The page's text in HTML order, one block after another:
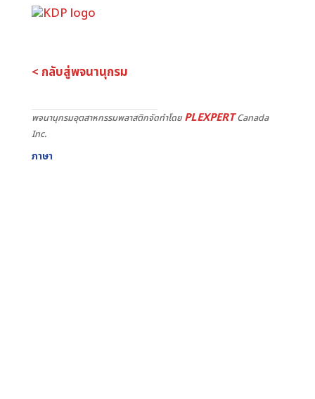
< กลับสู่พจนานุกรม
พจนานุกรมอุตสาหกรรมพลาสติกจัดทำโดยPLEXPERTCanada
Inc.
ภาษา